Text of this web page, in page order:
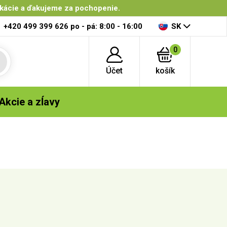
a ďakujeme za pochopenie.
+420 499 399 626 po - pá: 8:00 - 16:00 SK
Účet
0
košík
a zĺavy